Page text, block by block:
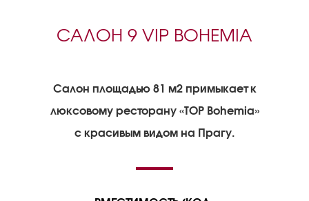
САЛОН 9 VIP BOHEMIA
Салон площадью 81 м2 примыкает к
люксовому ресторану «TOP Bohemia»
с красивым видом на Прагу.